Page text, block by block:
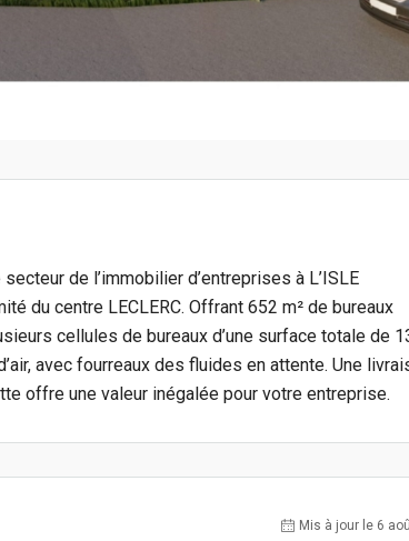
de l’immobilier d’entreprises à L’ISLE
du centre LECLERC. Offrant 652 m² de bureaux
cellules de bureaux d’une surface totale de
avec fourreaux des fluides en attente. Une
offre une valeur inégalée pour votre entreprise.
Mis à jour le 6